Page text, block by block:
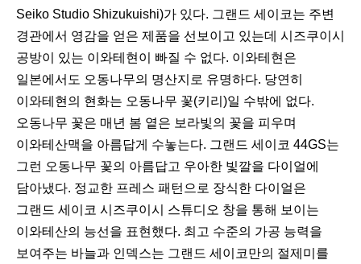
Seiko Studio Shizukuishi)가 있다. 그랜드 세이코는 주변
경관에서 영감을 얻은 제품을 선보이고 있는데 시즈쿠이시
공방이 있는 이와테현이 빠질 수 없다. 이와테현은
일본에서도 오동나무의 명산지로 유명하다. 당연히
이와테현의 현화는 오동나무 꽃(키리)일 수밖에 없다.
오동나무 꽃은 매년 봄 옅은 보라빛의 꽃을 피우며
이와테산맥을 아름답게 수놓는다. 그랜드 세이코 44GS는
그런 오동나무 꽃의 아름답고 우아한 빛깔을 다이얼에
담아냈다. 정교한 프레스 패턴으로 장식한 다이얼은
그랜드 세이코 시즈쿠이시 스튜디오 창을 통해 보이는
이와테산의 능선을 표현했다. 최고 수준의 가공 능력을
보여주는 바늘과 인덱스는 그랜드 세이코만의 절제미를